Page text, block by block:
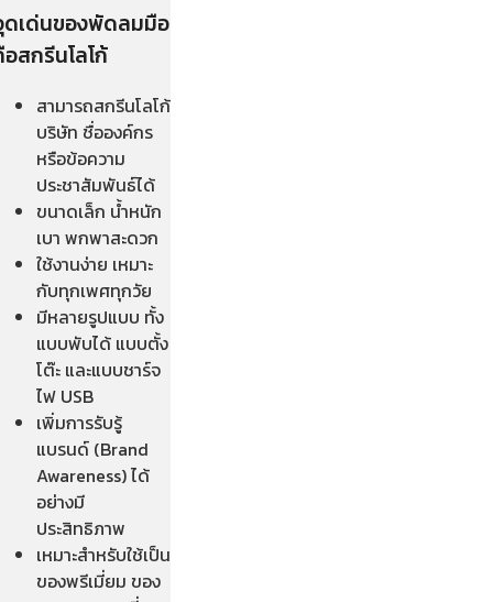
เด่นของพัดลมมือ
สกรีนโลโก้
สามารถสกรีนโลโก้
บริษัท ชื่อองค์กร
หรือข้อความ
ประชาสัมพันธ์ได้
ขนาดเล็ก น้ำหนัก
เบา พกพาสะดวก
ใช้งานง่าย เหมาะ
กับทุกเพศทุกวัย
มีหลายรูปแบบ ทั้ง
แบบพับได้ แบบตั้ง
โต๊ะ และแบบชาร์จ
ไฟ USB
เพิ่มการรับรู้
แบรนด์ (Brand
Awareness) ได้
อย่างมี
ประสิทธิภาพ
เหมาะสำหรับใช้เป็น
ของพรีเมี่ยม ของ